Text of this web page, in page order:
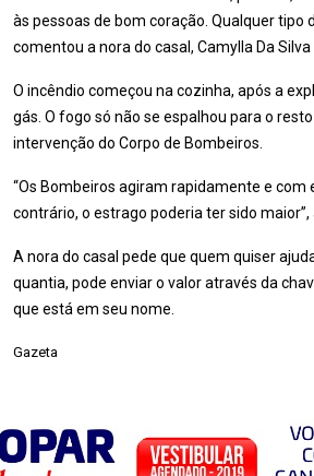
às pessoas de bom coração. Qualquer tipo
comentou a nora do casal, Camylla Da Silva
O incêndio começou na cozinha, após a
gás. O fogo só não se espalhou para o
intervenção do Corpo de Bombeiros.
“Os Bombeiros agiram rapidamente e com
contrário, o estrago poderia ter sido maior”,
A nora do casal pede que quem quiser
quantia, pode enviar o valor através da
que está em seu nome.
Gazeta